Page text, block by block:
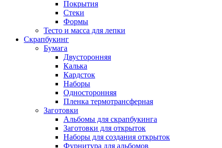
Покрытия
Стеки
Формы
Тесто и масса для лепки
Скрапбукинг
Бумага
Двусторонняя
Калька
Кардсток
Наборы
Односторонняя
Пленка термотрансферная
Заготовки
Альбомы для скрапбукинга
Заготовки для открыток
Наборы для создания открыток
Фурнитура для альбомов